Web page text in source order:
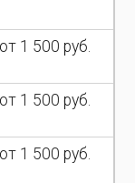
от 1 500 руб.
от 1 500 руб.
от 1 500 руб.